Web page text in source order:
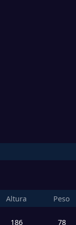
Altura Peso
186 78